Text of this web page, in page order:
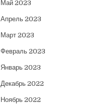
Май 2023
Апрель 2023
Март 2023
Февраль 2023
Январь 2023
Декабрь 2022
Ноябрь 2022